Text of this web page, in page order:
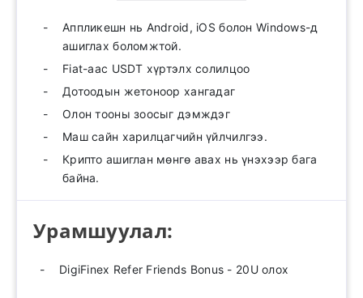
Аппликешн нь Android, iOS болон Windows-д
ашиглах боломжтой.
Fiat-аас USDT хүртэлх солилцоо
Дотоодын жетоноор хангадаг
Олон тооны зоосыг дэмждэг
Маш сайн харилцагчийн үйлчилгээ.
Крипто ашиглан мөнгө авах нь үнэхээр бага
байна.
Урамшуулал:
DigiFinex Refer Friends Bonus - 20U олох